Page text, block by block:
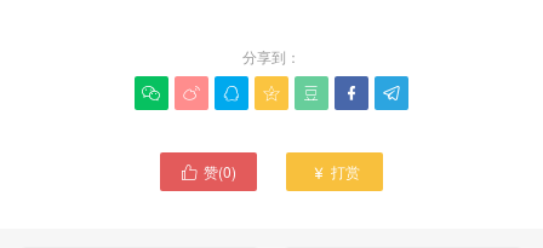
分享到：
      
 赞(0)  打赏